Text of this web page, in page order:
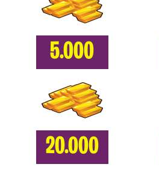
5.000
20.000